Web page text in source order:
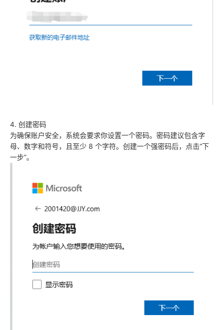
4. 创建密码
为确保账户安全，系统会要求你设置一个密码。密码建议包含字
母、数字和符号，且至少 8 个字符。创建一个强密码后，点击“下
一步”。